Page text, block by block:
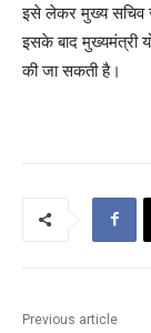
इसे लेकर मुख्य सचिव
इसके बाद मुख्यमंत्री
की जा सकती है।
Previous article